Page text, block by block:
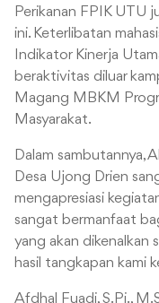
Perikanan FPIK UTU
ini. Keterlibatan
Indikator Kinerja
beraktivitas diluar
Magang MBKM
Masyarakat.
Dalam sambutannya,
Desa Ujong Drien
mengapresiasi
sangat bermanfaat
yang akan dikenalkan
hasil tangkapan kami
Afdhal Fuadi, S.Pi.,